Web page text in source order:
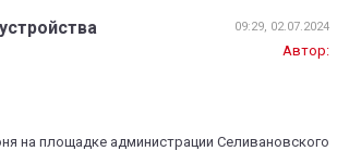
09:29, 02.07.2024
Автор:
на площадке администрации Селивановского